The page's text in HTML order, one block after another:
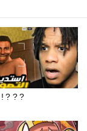
Photomaly | ! ? ? ?